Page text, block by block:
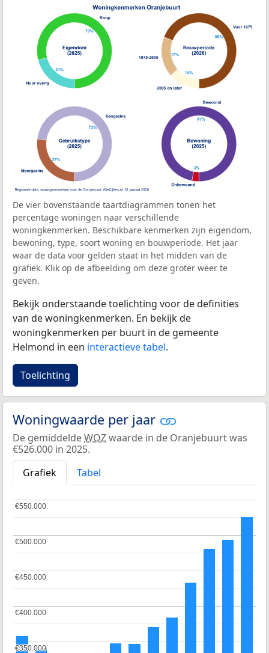
De vier bovenstaande taartdiagrammen tonen het
percentage woningen naar verschillende
woningkenmerken. Beschikbare kenmerken zijn eigendom,
bewoning, type, soort woning en bouwperiode. Het jaar
waar de data voor gelden staat in het midden van de
grafiek. Klik op de afbeelding om deze groter weer te
geven.
Bekijk onderstaande toelichting voor de definities
van de woningkenmerken. En bekijk de
woningkenmerken per buurt in de gemeente
Helmond in een interactieve tabel.
Toelichting
Woningwaarde per jaar
De gemiddeldeWOZwaarde in de Oranjebuurt was
€526.000 in 2025.
Grafiek
Tabel
€350.000
€350.000
€400.000
€400.000
€450.000
€450.000
€500.000
€500.000
€550.000
€550.000